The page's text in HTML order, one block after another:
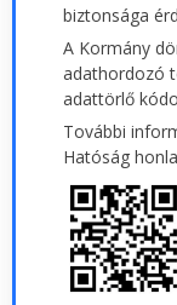
biztonsága
A Kormány
adathordozó
adattörlő
További
Hatóság